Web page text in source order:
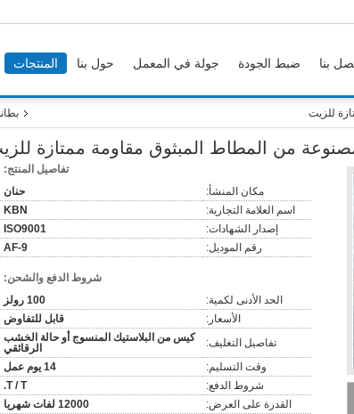
المنتجات حول بنا جولة في المعمل ضبط الجودة بنا
للزيت
من المطاط المبثوق مقاومة ممتازة
تفاصيل المنتج:
مكان المنشأ:
حنان
اسم العلامة التجارية:
KBN
إصدار الشهادات:
ISO9001
رقم الموديل:
AF-9
شروط الدفع والشحن:
الحد الأدنى لكمية:
100 رولز
الأسعار:
قابل للتفاوض
تفاصيل التغليف:
كيس من البلاستيك المنسوج أو حالة الخشب
الرقائقي
وقت التسليم:
14 يوم عمل
شروط الدفع:
T / T.
القدرة على العرض:
12000 لفات شهريا